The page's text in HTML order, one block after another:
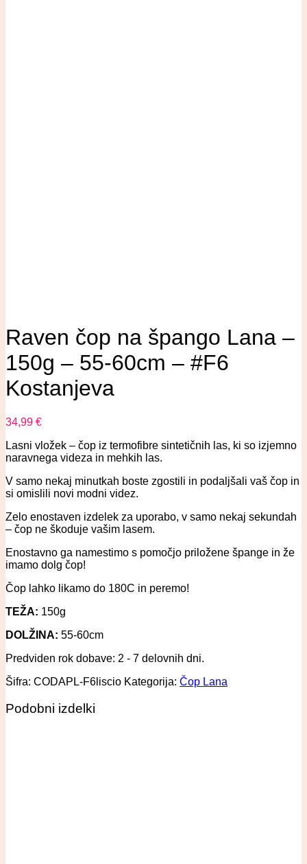
Raven čop na špango Lana –
150g – 55-60cm – #F6
Kostanjeva
34,99 €
Lasni vložek – čop iz termofibre sintetičnih las, ki so izjemno
naravnega videza in mehkih las.
V samo nekaj minutkah boste zgostili in podaljšali vaš čop in
si omislili novi modni videz.
Zelo enostaven izdelek za uporabo, v samo nekaj sekundah
– čop ne škoduje vašim lasem.
Enostavno ga namestimo s pomočjo priložene špange in že
imamo dolg čop!
Čop lahko likamo do 180C in peremo!
TEŽA: 150g
DOLŽINA: 55-60cm
Predviden rok dobave: 2 - 7 delovnih dni.
Šifra: CODAPL-F6liscio Kategorija: Čop Lana
Podobni izdelki